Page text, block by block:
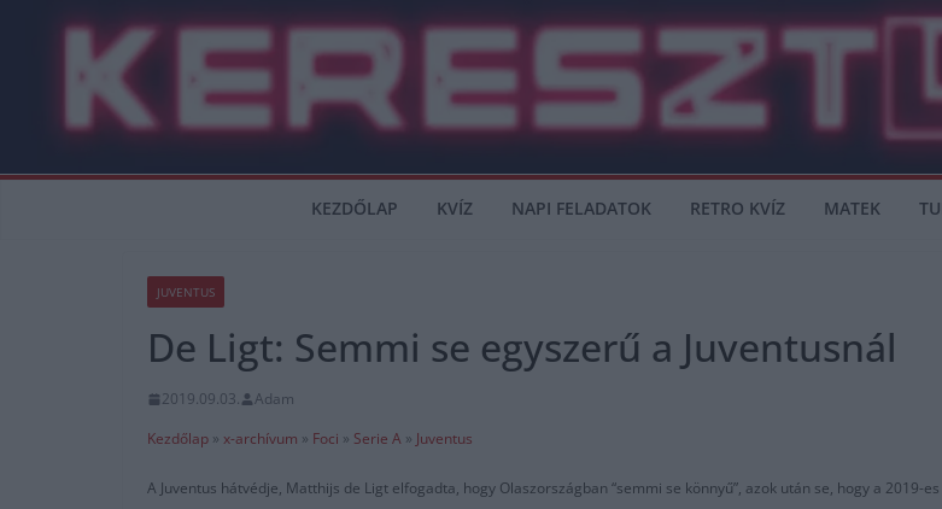
KEZDŐLAP KVÍZ NAPI FELADATOK RETRO KVÍZ MATEK
JUVENTUS
De Ligt: Semmi se egyszerű a Juventusnál
2019.09.03.
Adam
Kezdőlap » x-archívum » Foci » Serie A » Juventus
A Juventus hátvédje, Matthijs de Ligt elfogadta, hogy Olaszországban “semmi se könnyű”, azok után se, hogy a 2019-